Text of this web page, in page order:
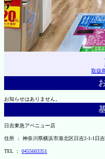
取扱
お知らせはありません。
日吉東急アベニュー店
住所 ： 神奈川県横浜市港北区日吉2-1-1日
TEL ： 0455603351